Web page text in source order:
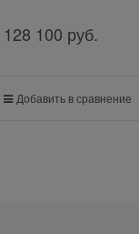
128 100 руб.
Добавить в сравнение